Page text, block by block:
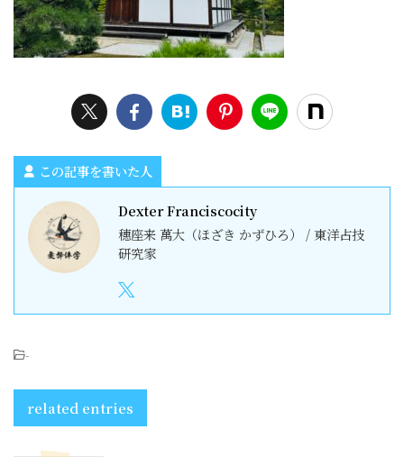
この記事を書いた人
Dexter Franciscocity
穗座来 萬大（ほざき かずひろ） / 東洋占技
研究家
-
related entries